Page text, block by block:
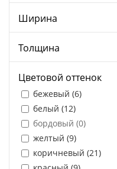
Ширина
Толщина
Цветовой оттенок
бежевый (6)
белый (12)
бордовый (0)
желтый (9)
коричневый (21)